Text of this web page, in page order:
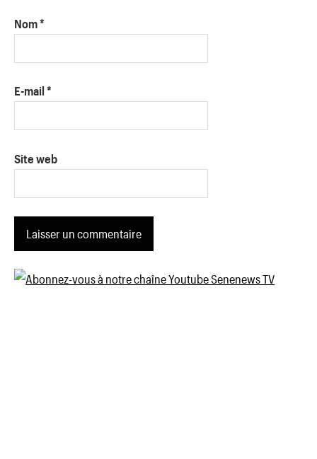
Nom*
E-mail *
Site web